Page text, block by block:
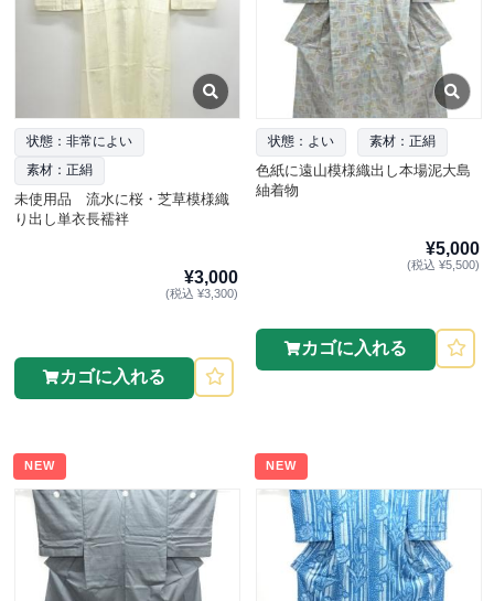
状態：非常によい
素材：正絹
未使用品 流水に桜・芝草模様織
り出し単衣長襦袢
¥3,000
(税込 ¥3,300)
カゴに入れる
状態：よい 素材：正絹
色紙に遠山模様織出し本場泥大島
紬着物
¥5,000
(税込 ¥5,500)
カゴに入れる
NEW NEW